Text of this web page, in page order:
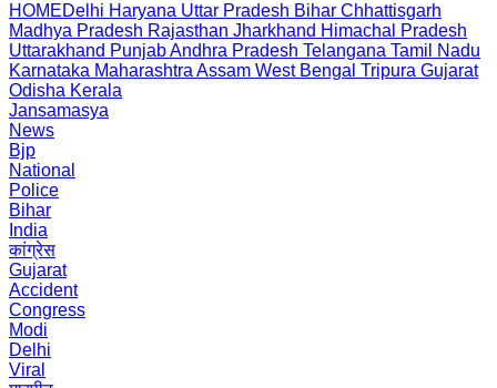
HOMEDelhi Haryana Uttar Pradesh Bihar Chhattisgarh
Madhya Pradesh Rajasthan Jharkhand Himachal Pradesh
Uttarakhand PunjabAndhra Pradesh Telangana Tamil Nadu
Karnataka Maharashtra Assam West Bengal Tripura Gujarat
Odisha Kerala
Jansamasya
News
Bjp
National
Police
Bihar
India
कांग्रेस
Gujarat
Accident
Congress
Modi
Delhi
Viral